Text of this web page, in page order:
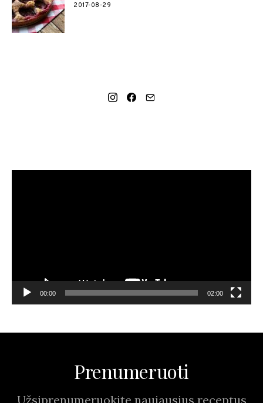
2017-08-29
00:00 02:00
Prenumeruoti
Užsiprenumeruokite naujausius receptus